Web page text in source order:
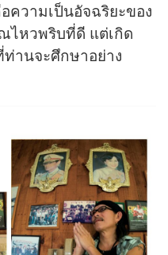
ความเป็นอัจฉริยะของ
หวพริบที่ดี แต่เกิด
านจะศึกษาอย่าง